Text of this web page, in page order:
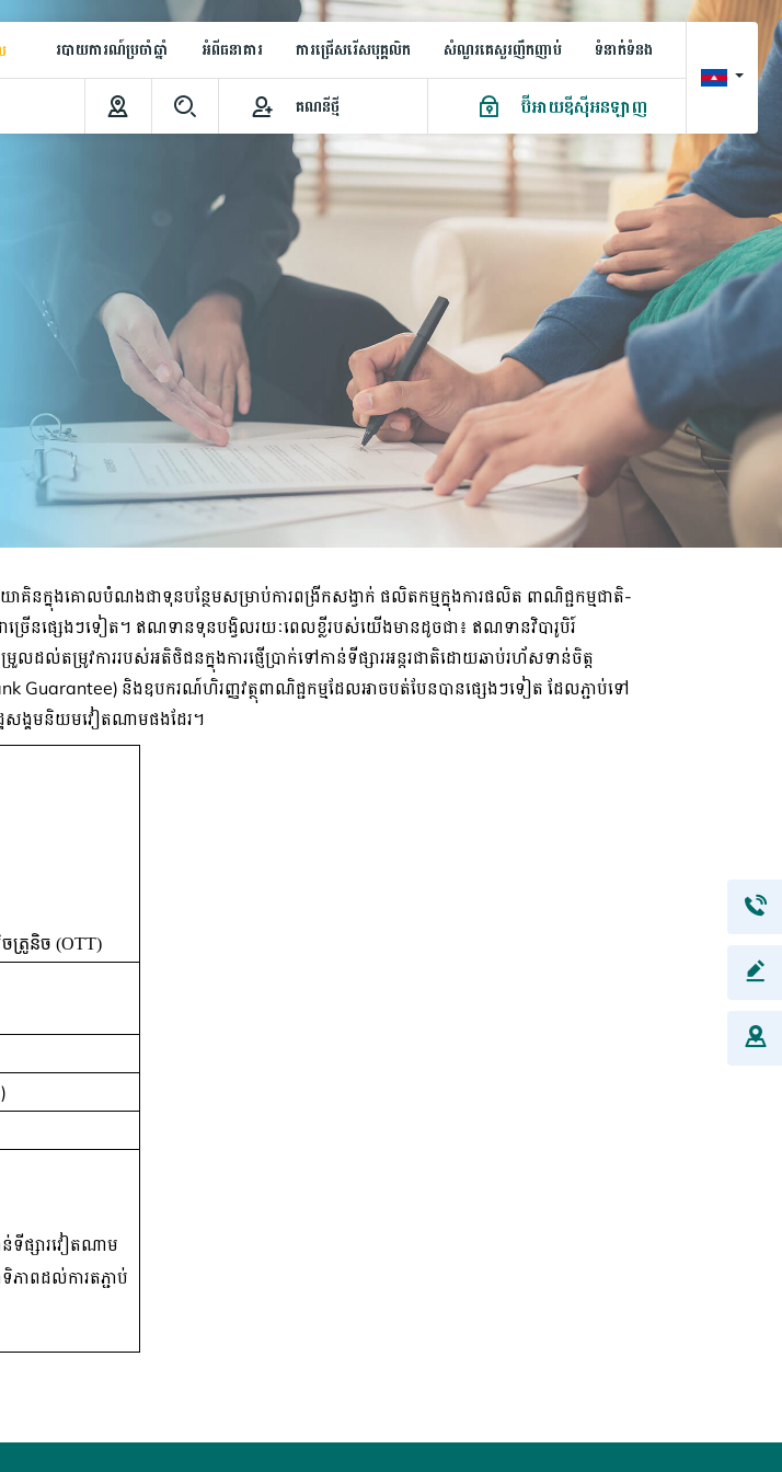
របាយការណ៍ប្រចាំឆ្នាំ អំពីធនាគារ ការជ្រើសរើសបុគ្គលិក សំណួរគេសួរញឹកញាប់ ទំនាក់ទំនង
គណនី​ថ្មី ប៊ីអាយឌីស៊ីអនឡាញ
នក្នុងគោលបំណងជាទុនបន្ថែមសម្រាប់ការពង្រីកសង្វាក់ ផលិតកម្មក្នុងការផលិត ពាណិជ្ជកម្មជាតិ-
ច្រើនផ្សេងៗទៀត។ ឥណទានទុនបង្វិលរយៈពេលខ្លីរបស់យើងមានដូចជា៖ ឥណទានវិបារូបិរ៍
ដល់តម្រូវការរបស់អតិថិជនក្នុងការផ្ញើប្រាក់ទៅកាន់ទីផ្សារអន្តរជាតិដោយឆាប់រហ័សទាន់ចិត្ត
Guarantee) និងឧបករណ៍ហិរញ្ញវត្ថុពាណិជ្ជកម្មដែលអាចបត់បែនបានផ្សេងៗទៀត ដែលភ្ជាប់ទៅ
ឋសង្គមនិយមវៀតណាមផងដែរ។
ចត្រូនិច (OTT)
ទីផ្សារវៀតណាម
ាពដល់ការតភ្ជាប់